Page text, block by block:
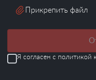
Прикрепить файл
Я согласен с политикой